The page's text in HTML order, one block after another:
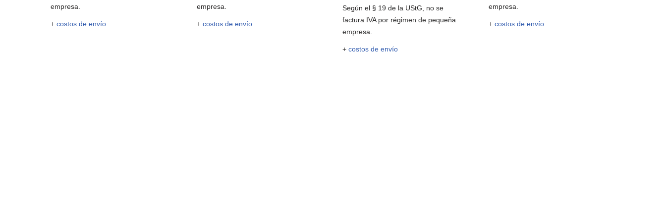
empresa.
+ costos de envío
empresa.
+ costos de envío
Según el § 19 de la UStG, no se
factura IVA por régimen de pequeña
empresa.
+costos de envío
empresa.
+costos de envío